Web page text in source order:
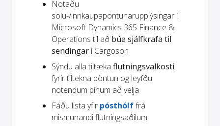
Notaðu
sölu-/innkaupapöntunarupplýsingar í
Microsoft Dynamics 365 Finance &
Operations til að búa sjálfkrafa til
sendingar í Cargoson
Sýndu alla tiltæka flutningsvalkosti
fyrir tiltekna pöntun og leyfðu
notendum þínum að velja
Fáðu lista yfir pósthólffrá
mismunandi flutningsaðilum